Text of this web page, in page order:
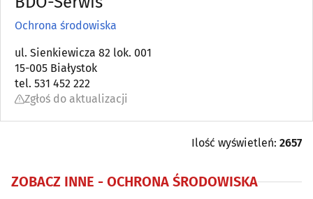
Astrologia, wróżby, ezoteryka
Automatyka przemysłowa(22)
Bielizna - producenci, hurtownie
Biura matrymonialne(0)
Ochrona środowiska
ul. Sienkiewicza 82 lok. 001
15-005 Białystok
tel. 531 452 222
Zgłoś do aktualizacji
Ilość wyświetleń: 2657
ZOBACZ INNE - OCHRONA ŚRODOWISKA